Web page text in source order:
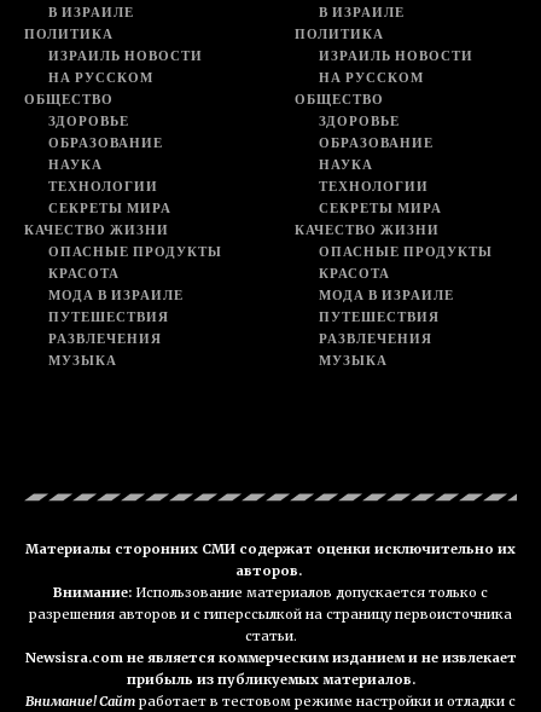
В ИЗРАИЛЕ
ПОЛИТИКА
ИЗРАИЛЬ НОВОСТИ
НА РУССКОМ
ОБЩЕСТВО
ЗДОРОВЬЕ
ОБРАЗОВАНИЕ
НАУКА
ТЕХНОЛОГИИ
СЕКРЕТЫ МИРА
КАЧЕСТВО ЖИЗНИ
ОПАСНЫЕ ПРОДУКТЫ
КРАСОТА
МОДА В ИЗРАИЛЕ
ПУТЕШЕСТВИЯ
РАЗВЛЕЧЕНИЯ
МУЗЫКА
В ИЗРАИЛЕ
ПОЛИТИКА
ИЗРАИЛЬ НОВОСТИ
НА РУССКОМ
ОБЩЕСТВО
ЗДОРОВЬЕ
ОБРАЗОВАНИЕ
НАУКА
ТЕХНОЛОГИИ
СЕКРЕТЫ МИРА
КАЧЕСТВО ЖИЗНИ
ОПАСНЫЕ ПРОДУКТЫ
КРАСОТА
МОДА В ИЗРАИЛЕ
ПУТЕШЕСТВИЯ
РАЗВЛЕЧЕНИЯ
МУЗЫКА
Материалы сторонних СМИ содержат оценки исключительно их
авторов.
Внимание: Использование материалов допускается только с
разрешения авторов и с гиперссылкой на страницу первоисточника
статьи.
Newsisra.com не является коммерческим изданием и не извлекает
прибыль из публикуемых материалов.
Внимание! Сайт работает в тестовом режиме настройки и отладки с